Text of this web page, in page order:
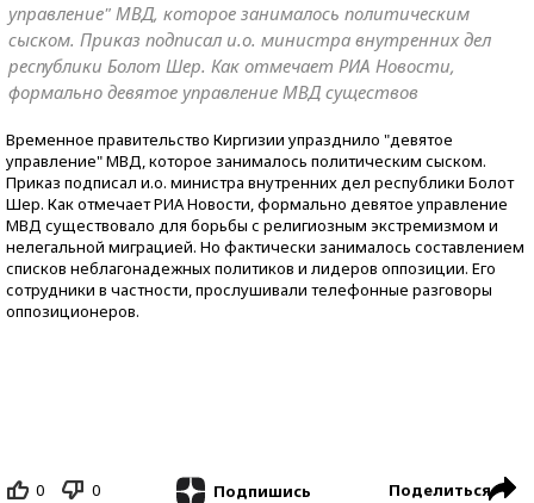
управление" МВД, которое занималось политическим
сыском. Приказ подписал и.о. министра внутренних дел
республики Болот Шер. Как отмечает РИА Новости,
формально девятое управление МВД существов
Временное правительство Киргизии упразднило "девятое
управление" МВД, которое занималось политическим сыском.
Приказ подписал и.о. министра внутренних дел республики Болот
Шер. Как отмечает РИА Новости, формально девятое управление
МВД существовало для борьбы с религиозным экстремизмом и
нелегальной миграцией. Но фактически занималось составлением
списков неблагонадежных политиков и лидеров оппозиции. Его
сотрудники в частности, прослушивали телефонные разговоры
оппозиционеров.
0 0 Подпишись Поделиться